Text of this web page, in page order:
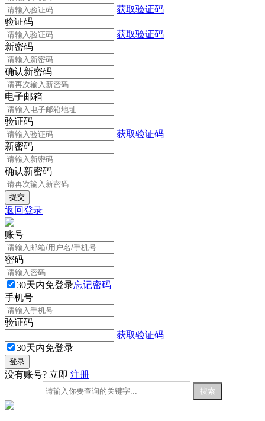
获取验证码
验证码
获取验证码
新密码
确认新密码
电子邮箱
验证码
获取验证码
新密码
确认新密码
返回登录
账号
密码
30天内免登录忘记密码
手机号
验证码
获取验证码
30天内免登录
没有账号? 立即 注册